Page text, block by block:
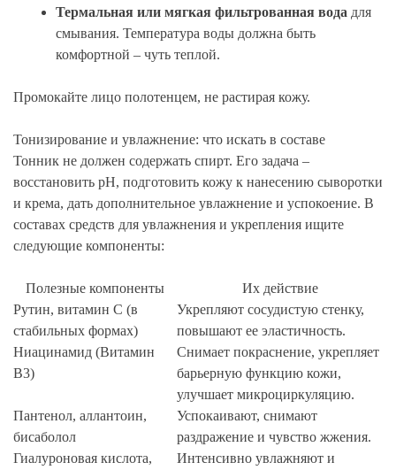
Термальная или мягкая фильтрованная вода для
смывания. Температура воды должна быть
комфортной – чуть теплой.
Промокайте лицо полотенцем, не растирая кожу.
Тонизирование и увлажнение: что искать в составе
Тонник не должен содержать спирт. Его задача –
восстановить pH, подготовить кожу к нанесению сыворотки
и крема, дать дополнительное увлажнение и успокоение. В
составах средств для увлажнения и укрепления ищите
следующие компоненты:
Полезные компоненты
Их действие
Рутин, витамин С (в
стабильных формах)
Укрепляют сосудистую стенку,
повышают ее эластичность.
Ниацинамид (Витамин
B3)
Снимает покраснение, укрепляет
барьерную функцию кожи,
улучшает микроциркуляцию.
Пантенол, аллантоин,
бисаболол
Успокаивают, снимают
раздражение и чувство жжения.
Гиалуроновая кислота,
Интенсивно увлажняют и